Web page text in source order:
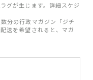
グが生じます。詳細スケジ
分の行政マガジン「ジチ
送を希望されると、マガ